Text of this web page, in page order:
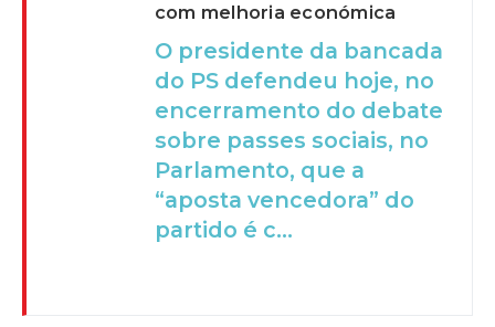
com melhoria económica
O presidente da bancada
do PS defendeu hoje, no
encerramento do debate
sobre passes sociais, no
Parlamento, que a
“aposta vencedora” do
partido é c...